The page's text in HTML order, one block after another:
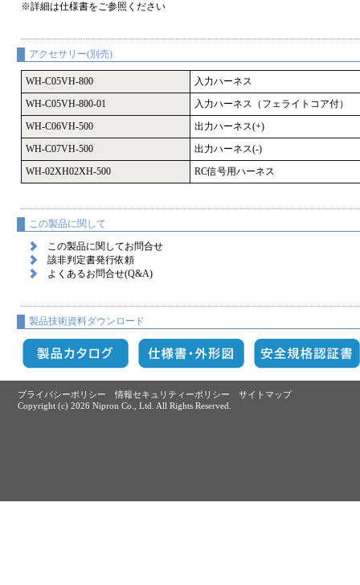
※詳細は仕様書をご参照ください
アクセサリー(別売)
WH-C05VH-800
入力ハーネス
WH-C05VH-800-01
入力ハーネス（フェライトコア付）
WH-C06VH-500
出力ハーネス(+)
WH-C07VH-500
出力ハーネス(-)
WH-02XH02XH-500
RC信号用ハーネス
この製品に関して
この製品に関してお問合せ
該非判定書発行依頼
よくあるお問合せ(Q&A)
製品技術資料ダウンロード
プライバシーポリシー 情報セキュリティーポリシー
サイトマップ
Copyright (c) 2026 Nipron Co., Ltd. All Rights Reserved.